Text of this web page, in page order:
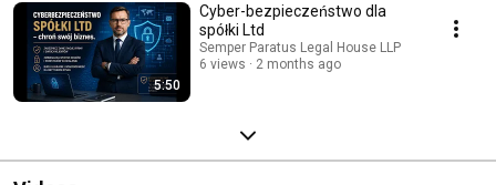
5:50
Cyber-bezpieczeństwo dla
spółki Ltd
Semper Paratus Legal House LLP
6 views
2 months ago